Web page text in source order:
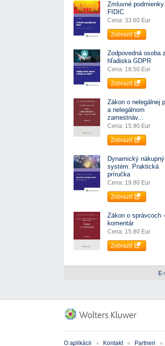
Zmluvné podmienky
FIDIC
Cena: 33.60 Eur
Zobraziť
Zodpovedná osoba z
hľadiska GDPR
Cena: 18.50 Eur
Zobraziť
Zákon o nelegálnej
a nelegálnom
zamestnáv...
Cena: 15.90 Eur
Zobraziť
Dynamický nákupný
systém. Praktická
príručka
Cena: 19.80 Eur
Zobraziť
Zákon o správcoch -
komentár
Cena: 15.80 Eur
Zobraziť
O aplikácii Kontakt Partneri